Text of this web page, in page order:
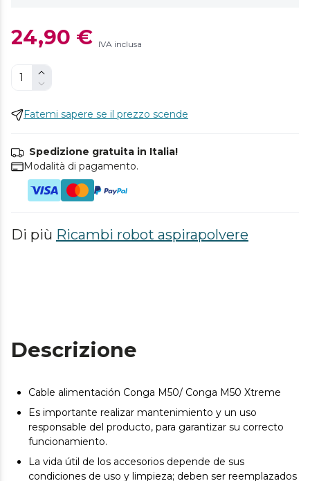
24,90 € IVA inclusa
Fatemi sapere se il prezzo scende
Spedizione gratuita in Italia!
Modalità di pagamento.
Di più Ricambi robot aspirapolvere
Descrizione
Cable alimentación Conga M50/ Conga M50 Xtreme
Es importante realizar mantenimiento y un uso
responsable del producto, para garantizar su correcto
funcionamiento.
La vida útil de los accesorios depende de sus
condiciones de uso y limpieza; deben ser reemplazados